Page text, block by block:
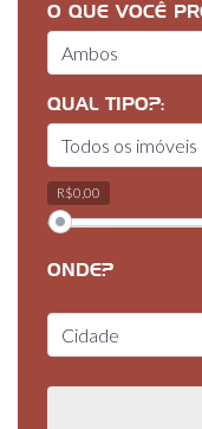
O QUE VOCÊ
QUAL TIPO?:
R$0,00
ONDE?